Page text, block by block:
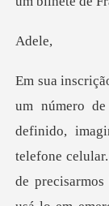
el
telefone
de